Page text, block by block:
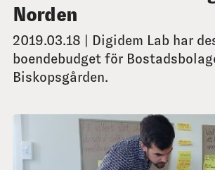
Norden
2019.03.18 | Digidem Lab har
boendebudget för
Biskopsgården.